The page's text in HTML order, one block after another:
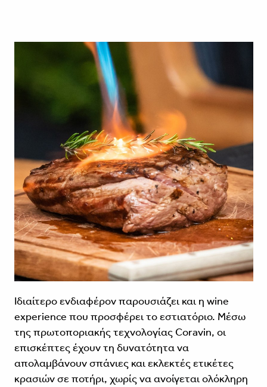
Ιδιαίτερο ενδιαφέρον παρουσιάζει και η wine
experience που προσφέρει το εστιατόριο. Μέσω
της πρωτοποριακής τεχνολογίας Coravin, οι
επισκέπτες έχουν τη δυνατότητα να
απολαμβάνουν σπάνιες και εκλεκτές ετικέτες
κρασιών σε ποτήρι, χωρίς να ανοίγεται ολόκληρη